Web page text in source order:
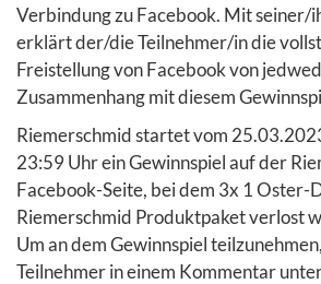
Verbindung zu Facebook. Mit seiner/
erklärt der/die Teilnehmer/in die
Freistellung von Facebook von
Zusammenhang mit diesem
Riemerschmid startet vom
23:59 Uhr ein Gewinnspiel auf der
Facebook-Seite, bei dem 3x 1 Oster-
Riemerschmid Produktpaket verlost
Um an dem Gewinnspiel
Teilnehmer in einem Kommentar